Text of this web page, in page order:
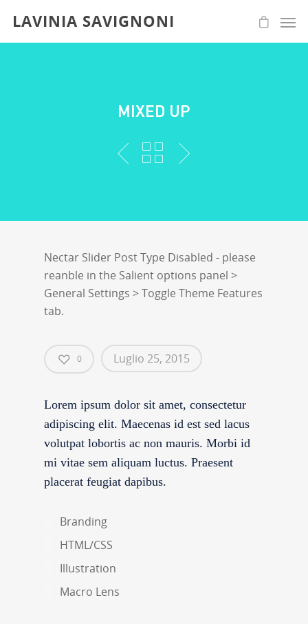
LAVINIA SAVIGNONI
MIXED UP
Nectar Slider Post Type Disabled - please
reanble in the Salient options panel >
General Settings > Toggle Theme Features
tab.
0 Luglio 25, 2015
Lorem ipsum dolor sit amet, consectetur
adipiscing elit. Maecenas id est sed lacus
volutpat lobortis ac non mauris. Morbi id
mi vitae sem aliquam luctus. Praesent
placerat feugiat dapibus.
Branding
HTML/CSS
Illustration
Macro Lens